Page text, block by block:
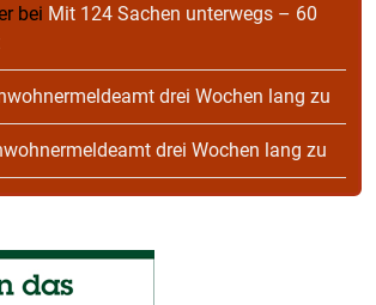
bei Mit 124 Sachen unterwegs – 60
drei Wochen lang zu
drei Wochen lang zu